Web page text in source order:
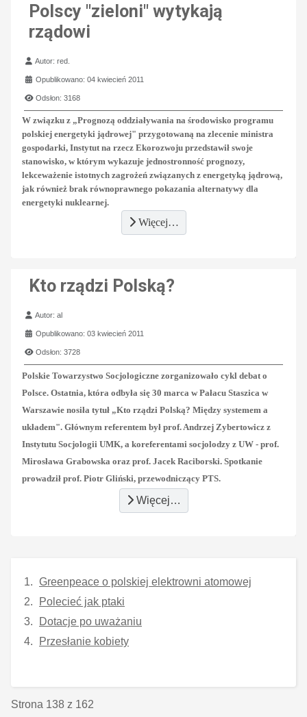
Polscy "zieloni" wytykają
rządowi
Szczegóły
Autor:red.
Opublikowano: 04 kwiecień 2011
Odsłon: 3168
W związku z „Prognozą oddziaływania na środowisko programu
polskiej energetyki jądrowej" przygotowaną na zlecenie ministra
gospodarki, Instytut na rzecz Ekorozwoju przedstawił swoje
stanowisko, w którym wykazuje jednostronność prognozy,
lekceważenie istotnych zagrożeń związanych z energetyką jądrową,
jak również brak równoprawnego pokazania alternatywy dla
energetyki nuklearnej.
Więcej…
Kto rządzi Polską?
Szczegóły
Autor:al
Opublikowano: 03 kwiecień 2011
Odsłon: 3728
Polskie Towarzystwo Socjologiczne zorganizowało cykl debat o
Polsce. Ostatnia, która odbyła się 30 marca w Pałacu Staszica w
Warszawie nosiła tytuł „Kto rządzi Polską? Między systemem a
układem". Głównym referentem był prof. Andrzej Zybertowicz z
Instytutu Socjologii UMK, a koreferentami socjolodzy z UW - prof.
Mirosława Grabowska oraz prof. Jacek Raciborski. Spotkanie
prowadził prof. Piotr Gliński, przewodniczący PTS.
Więcej…
Greenpeace o polskiej elektrowni atomowej
Polecieć jak ptaki
Dotacje po uważaniu
Przesłanie kobiety
Strona 138 z 162